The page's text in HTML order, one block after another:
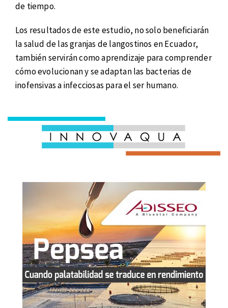
de tiempo.
Los resultados de este estudio, no solo beneficiarán
la salud de las granjas de langostinos en Ecuador,
también servirán como aprendizaje para comprender
cómo evolucionan y se adaptan las bacterias de
inofensivas a infecciosas para el ser humano.